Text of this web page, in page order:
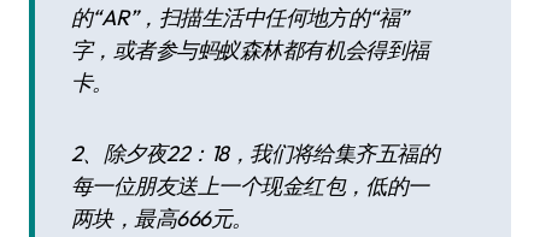
的“AR”，扫描生活中任何地方的“福”
字，或者参与蚂蚁森林都有机会得到福
卡。
2、除夕夜22：18，我们将给集齐五福的
每一位朋友送上一个现金红包，低的一
两块，最高666元。